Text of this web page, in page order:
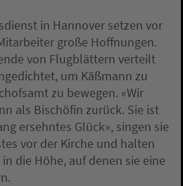
in Hannover setzen vor
große Hoffnungen.
von Flugblättern verteilt
um Käßmann zu
zu bewegen. «Wir
als Bischöfin zurück. Sie ist
ersehntes Glück», singen sie
vor der Kirche und halten
die Höhe, auf denen sie eine